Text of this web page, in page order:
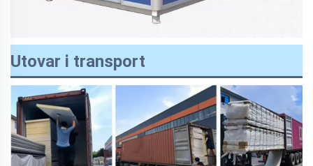
Utovar i transport